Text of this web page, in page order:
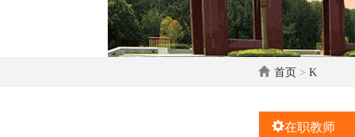
首页 > K
在职教师